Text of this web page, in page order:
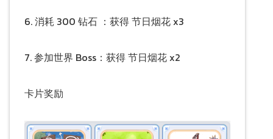
6. 消耗 300 钻石 ：获得 节日烟花 x3
7. 参加世界 Boss：获得 节日烟花 x2
卡片奖励